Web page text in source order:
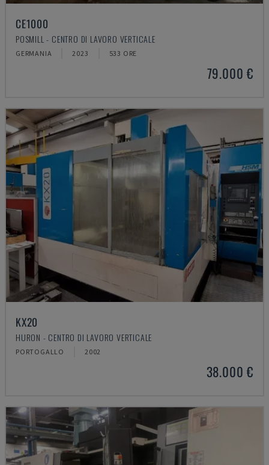
CE1000
POSMILL - CENTRO DI LAVORO VERTICALE
GERMANIA 2023 533 ORE
79.000 €
KX20
HURON - CENTRO DI LAVORO VERTICALE
PORTOGALLO 2002
38.000 €